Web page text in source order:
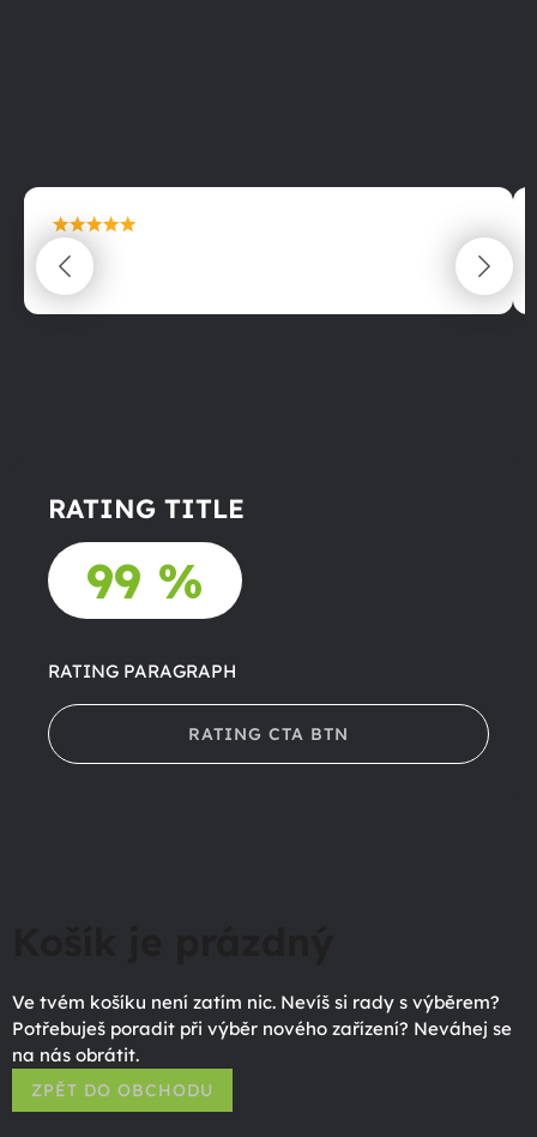
maximální spokojenost
22.06.2025
RATING TITLE
99 %
RATING PARAGRAPH
RATING CTA BTN
Ve tvém košíku není zatím nic. Nevíš si rady s výběrem?
Potřebuješ poradit při výběr nového zařízení? Neváhej se
na nás obrátit.
ZPĚT DO OBCHODU